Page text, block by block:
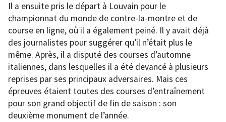
Il a ensuite pris le départ à Louvain pour le
championnat du monde de contre-la-montre et de
course en ligne, où il a également peiné. Il y avait déjà
des journalistes pour suggérer qu’il n’était plus le
même. Après, il a disputé des courses d’automne
italiennes, dans lesquelles il a été devancé à plusieurs
reprises par ses principaux adversaires. Mais ces
épreuves étaient toutes des courses d’entraînement
pour son grand objectif de fin de saison : son
deuxième monument de l’année.